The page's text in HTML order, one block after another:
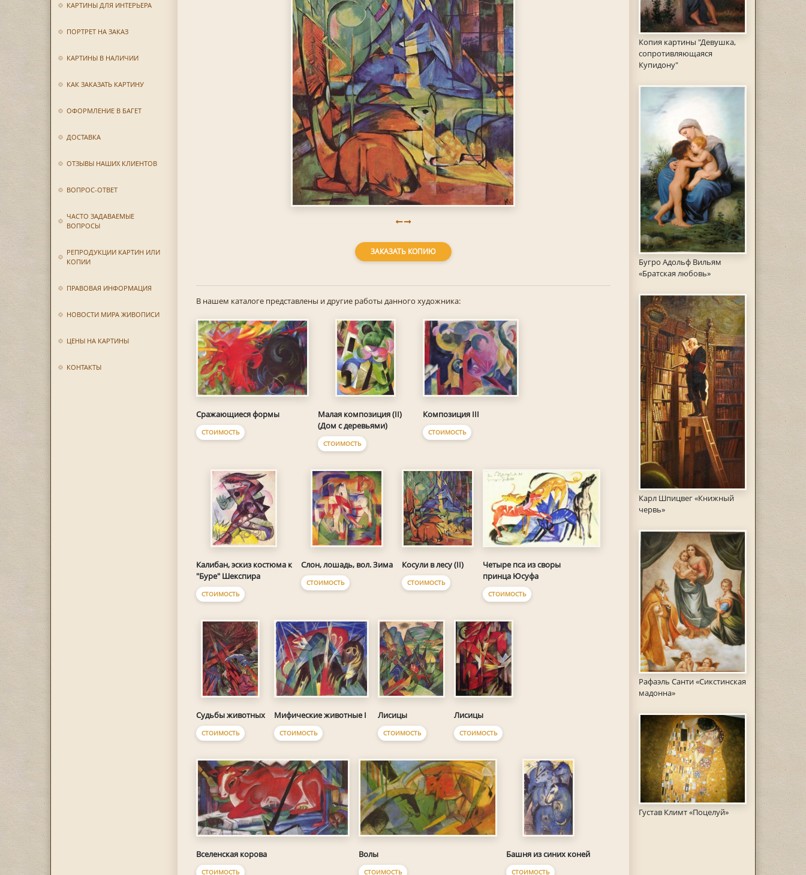
КАРТИНЫ ДЛЯ ИНТЕРЬЕРА
ПОРТРЕТ НА ЗАКАЗ
КАРТИНЫ В НАЛИЧИИ
КАК ЗАКАЗАТЬ КАРТИНУ
ОФОРМЛЕНИЕ В БАГЕТ
ДОСТАВКА
ОТЗЫВЫ НАШИХ КЛИЕНТОВ
ВОПРОС-ОТВЕТ
ЧАСТО ЗАДАВАЕМЫЕ
ВОПРОСЫ
РЕПРОДУКЦИИ КАРТИН ИЛИ
КОПИИ
ПРАВОВАЯ ИНФОРМАЦИЯ
НОВОСТИ МИРА ЖИВОПИСИ
ЦЕНЫ НА КАРТИНЫ
КОНТАКТЫ
Копия картины "Девушка,
сопротивляющаяся
Купидону"
Бугро Адольф Вильям
«Братская любовь»
Карл Шпицвег «Книжный
червь»
Рафаэль Санти «Сикстинская
мадонна»
Густав Климт «Поцелуй»
ЗАКАЗАТЬ КОПИЮ
В нашем каталоге представлены и другие работы данного художника:
Сражающиеся формы
СТОИМОСТЬ
Малая композиция (II)
(Дом с деревьями)
СТОИМОСТЬ
Композиция III
СТОИМОСТЬ
Калибан, эскиз костюма к
"Буре" Шекспира
СТОИМОСТЬ
Слон, лошадь, вол. Зима
СТОИМОСТЬ
Косули в лесу (II)
СТОИМОСТЬ
Четыре пса из своры
принца Юсуфа
СТОИМОСТЬ
Судьбы животных
СТОИМОСТЬ
Мифические животные I
СТОИМОСТЬ
Лисицы
СТОИМОСТЬ
Лисицы
СТОИМОСТЬ
Вселенская корова
СТОИМОСТЬ
Волы
СТОИМОСТЬ
Башня из синих коней
СТОИМОСТЬ